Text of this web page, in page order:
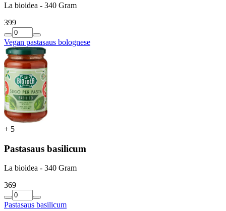
La bioidea - 340 Gram
399
Vegan pastasaus bolognese
+ 5
Pastasaus basilicum
La bioidea - 340 Gram
369
Pastasaus basilicum